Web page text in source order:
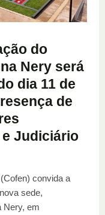
do
Nery será
dia 11 de
de
Judiciário
convida a
sede,
Nery, em